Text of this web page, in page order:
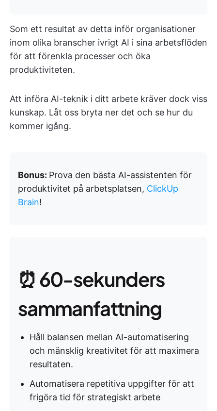
Som ett resultat av detta inför organisationer
inom olika branscher ivrigt AI i sina arbetsflöden
för att förenkla processer och öka
produktiviteten.
Att införa AI-teknik i ditt arbete kräver dock viss
kunskap. Låt oss bryta ner det och se hur du
kommer igång.
Bonus: Prova den bästa AI-assistenten för
produktivitet på arbetsplatsen, ClickUp
Brain!
⏰ 60-sekunders
sammanfattning
Håll balansen mellan AI-automatisering
och mänsklig kreativitet för att maximera
resultaten.
Automatisera repetitiva uppgifter för att
frigöra tid för strategiskt arbete